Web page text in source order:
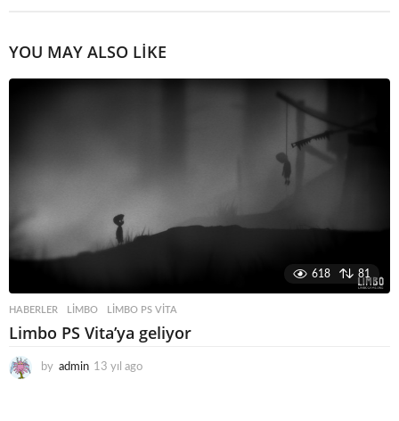
YOU MAY ALSO LIKE
618 81
HABERLER LIMBO LIMBO PS VITA
Limbo PS Vita’ya geliyor
by admin 13 yıl ago